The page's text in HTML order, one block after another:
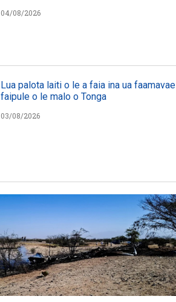
04/08/2026
Lua palota laiti o le a faia ina ua faamavae
faipule o le malo o Tonga
03/08/2026